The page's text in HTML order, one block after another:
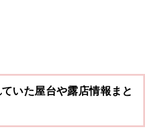
いた屋台や露店情報まと